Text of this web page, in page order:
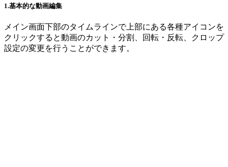
1.基本的な動画編集
メイン画面下部のタイムラインで上部にある各種アイコンを
クリックすると動画のカット・分割、回転・反転、クロップ
設定の変更を行うことができます。